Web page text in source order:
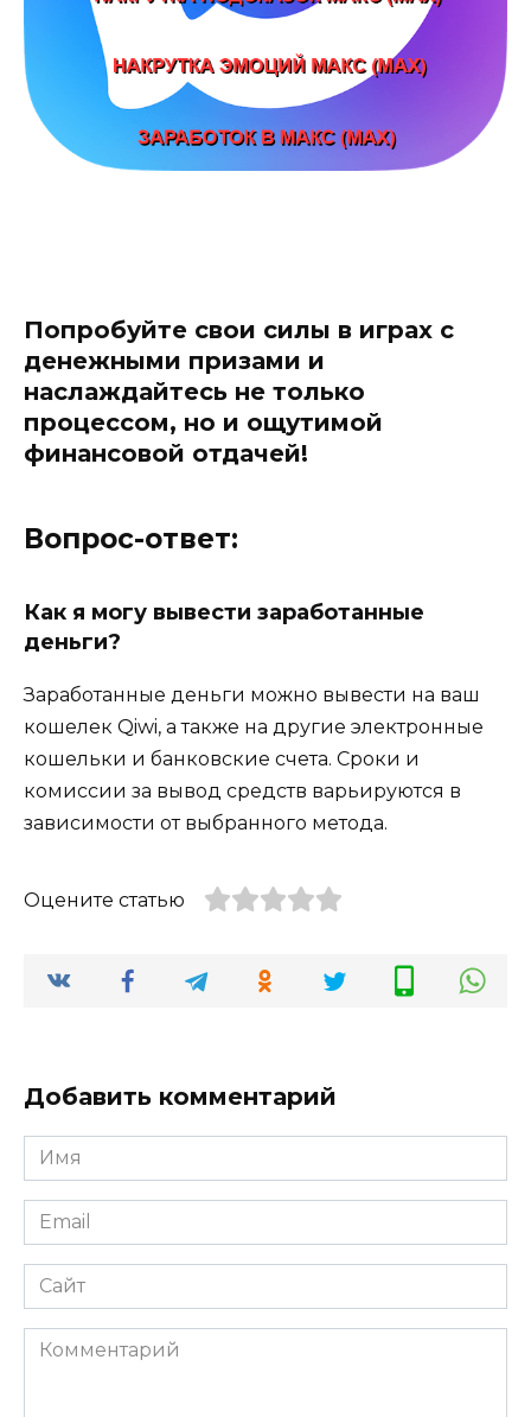
Попробуйте свои силы в играх с
денежными призами и
наслаждайтесь не только
процессом, но и ощутимой
финансовой отдачей!
Вопрос-ответ:
Как я могу вывести заработанные
деньги?
Заработанные деньги можно вывести на ваш
кошелек Qiwi, а также на другие электронные
кошельки и банковские счета. Сроки и
комиссии за вывод средств варьируются в
зависимости от выбранного метода.
Оцените статью
Добавить комментарий
Имя
*
Email
*
Сайт
Комментарий